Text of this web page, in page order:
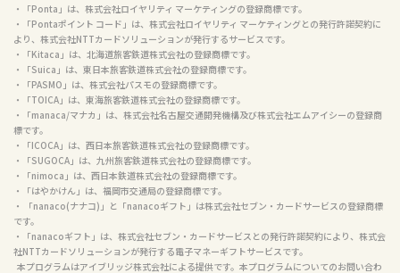
・「Ponta」は、株式会社ロイヤリティ マーケティングの登録商標です。
・「Pontaポイント コード」は、株式会社ロイヤリティ マーケティングとの発行許諾契約に
より、株式会社NTTカードソリューションが発行するサービスです。
・「Kitaca」は、北海道旅客鉄道株式会社の登録商標です。
・「Suica」は、東日本旅客鉄道株式会社の登録商標です。
・「PASMO」は、株式会社パスモの登録商標です。
・「TOICA」は、東海旅客鉄道株式会社の登録商標です。
・「manaca/マナカ」は、株式会社名古屋交通開発機構及び株式会社エムアイシーの登録商
標です。
・「ICOCA」は、西日本旅客鉄道株式会社の登録商標です。
・「SUGOCA」は、九州旅客鉄道株式会社の登録商標です。
・「nimoca」は、西日本鉄道株式会社の登録商標です。
・「はやかけん」は、福岡市交通局の登録商標です。
・ 「nanaco(ナナコ)」と「nanacoギフト」は株式会社セブン・カードサービスの登録商標
です。
・「nanacoギフト」は、株式会社セブン・カードサービスとの発行許諾契約により、株式会
社NTTカードソリューションが発行する電子マネーギフトサービスです。